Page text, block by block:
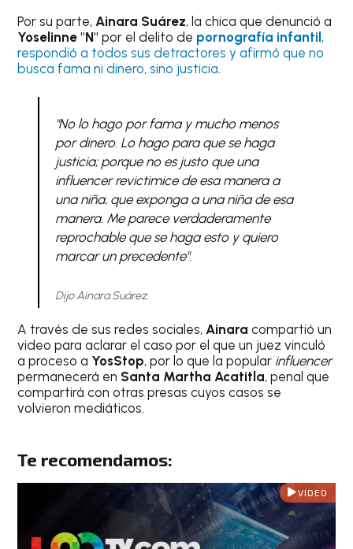
Por su parte, Ainara Suárez, la chica que denunció a
Yoselinne "N"por el delito de pornografía infantil ,
respondió a todos sus detractores y afirmó que no
busca fama ni dinero, sino justicia.
"No lo hago por fama y mucho menos
por dinero. Lo hago para que se haga
justicia; porque no es justo que una
influencerrevictimice de esa manera a
una niña, que exponga a una niña de esa
manera. Me parece verdaderamente
reprochable que se haga esto y quiero
marcar un precedente".
Dijo Ainara Suárez.
A través de sus redes sociales,Ainaracompartió un
video para aclarar el caso por el que un juez vinculó
a proceso a YosStop, por lo que la popular influencer
permanecerá en Santa Martha Acatitla, penal que
compartirá con otras presas cuyos casos se
volvieron mediáticos.
Te recomendamos:
VIDEO